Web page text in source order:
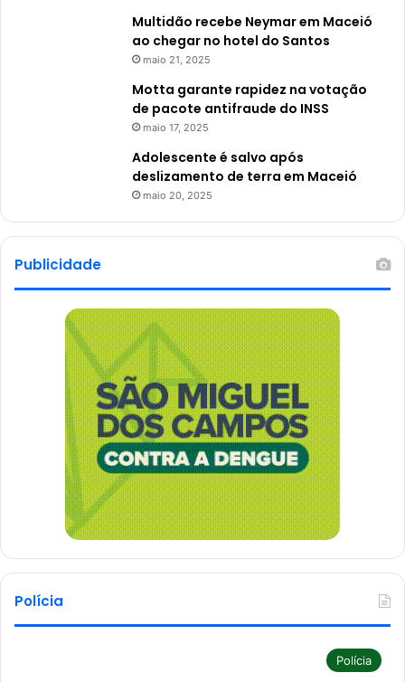
Multidão recebe Neymar em Maceió
ao chegar no hotel do Santos
maio 21, 2025
Motta garante rapidez na votação
de pacote antifraude do INSS
maio 17, 2025
Adolescente é salvo após
deslizamento de terra em Maceió
maio 20, 2025
Publicidade
Polícia
Polícia